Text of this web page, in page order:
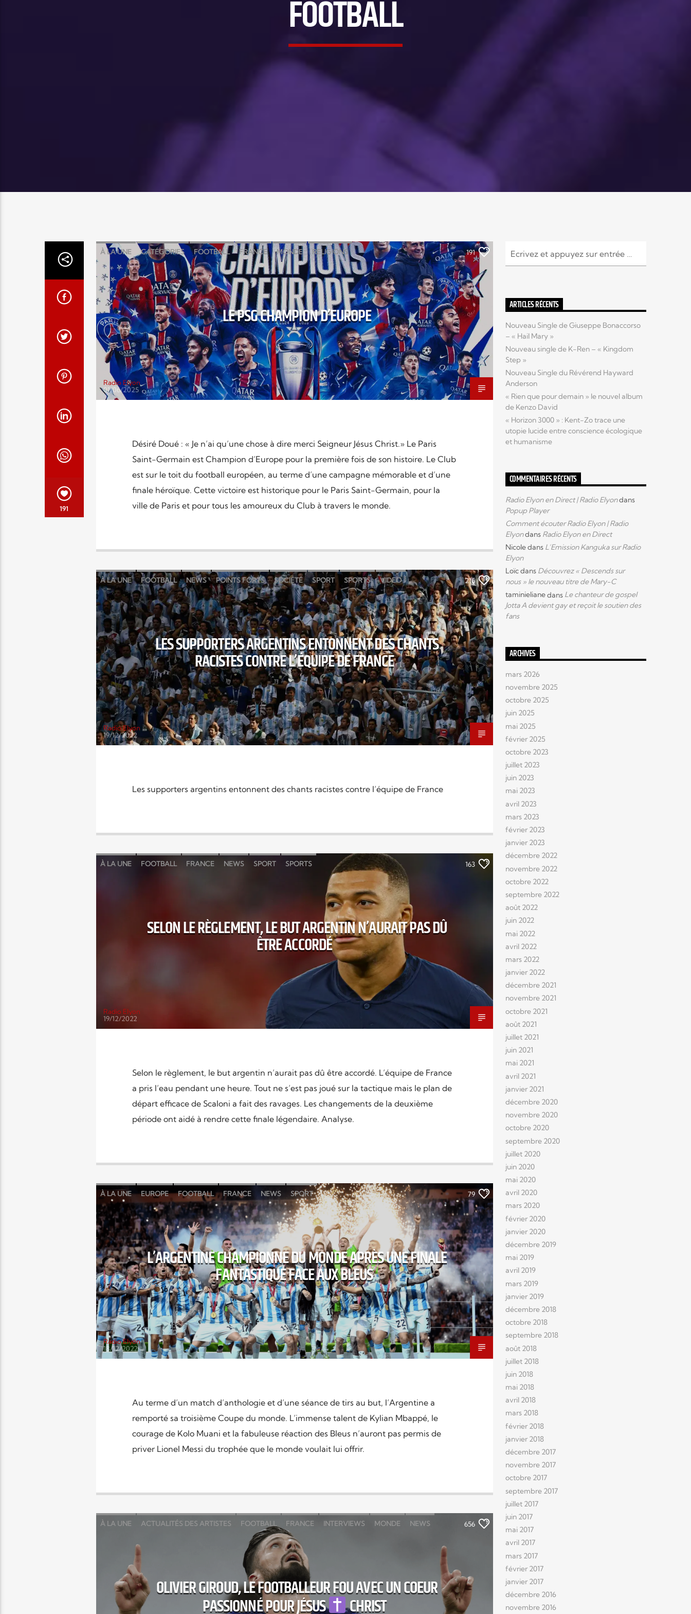
FOOTBALL
191
À LA UNE CATÉGORIES FOOTBALL FRANCE MONDE RELIGIONS 191
LE PSG CHAMPION D’EUROPE
Radio Elyon
01/06/2025
Désiré Doué : « Je n’ai qu’une chose à dire merci Seigneur Jésus Christ.» Le Paris
Saint-Germain est Champion d’Europe pour la première fois de son histoire. Le Club
est sur le toit du football européen, au terme d’une campagne mémorable et d’une
finale héroïque. Cette victoire est historique pour le Paris Saint-Germain, pour la
ville de Paris et pour tous les amoureux du Club à travers le monde.
À LA UNE FOOTBALL NEWS POINTS FORTS SOCIÉTÉ SPORT SPORTS VIDEO 216
LES SUPPORTERS ARGENTINS ENTONNENT DES CHANTS
RACISTES CONTRE L’ÉQUIPE DE FRANCE
Radio Elyon
19/12/2022
Les supporters argentins entonnent des chants racistes contre l’équipe de France
À LA UNE FOOTBALL FRANCE NEWS SPORT SPORTS 163
SELON LE RÈGLEMENT, LE BUT ARGENTIN N’AURAIT PAS DÛ
ÊTRE ACCORDÉ
Radio Elyon
19/12/2022
Selon le règlement, le but argentin n’aurait pas dû être accordé. L’équipe de France
a pris l’eau pendant une heure. Tout ne s’est pas joué sur la tactique mais le plan de
départ efficace de Scaloni a fait des ravages. Les changements de la deuxième
période ont aidé à rendre cette finale légendaire. Analyse.
À LA UNE EUROPE FOOTBALL FRANCE NEWS SPORT 79
L’ARGENTINE CHAMPIONNE DU MONDE APRÈS UNE FINALE
FANTASTIQUE FACE AUX BLEUS
Radio Elyon
18/12/2022
Au terme d’un match d’anthologie et d’une séance de tirs au but, l’Argentine a
remporté sa troisième Coupe du monde. L’immense talent de Kylian Mbappé, le
courage de Kolo Muani et la fabuleuse réaction des Bleus n’auront pas permis de
priver Lionel Messi du trophée que le monde voulait lui offrir.
À LA UNE ACTUALITÉS DES ARTISTES FOOTBALL FRANCE INTERVIEWS MONDE NEWS
POINTS FORTS SPORT
656
OLIVIER GIROUD, LE FOOTBALLEUR FOU AVEC UN COEUR
PASSIONNÉ POUR JÉSUS CHRIST
ARTICLES RÉCENTS
Nouveau Single de Giuseppe Bonaccorso
– « Hail Mary »
Nouveau single de K-Ren – « Kingdom
Step »
Nouveau Single du Révérend Hayward
Anderson
« Rien que pour demain » le nouvel album
de Kenzo David
« Horizon 3000 » : Kent-Zo trace une
utopie lucide entre conscience écologique
et humanisme
COMMENTAIRES RÉCENTS
Radio Elyon en Direct | Radio Elyondans
Popup Player
Comment écouter Radio Elyon | Radio
Elyondans Radio Elyon en Direct
Nicoledans L’Emission Kanguka sur Radio
Elyon
Loïcdans Découvrez « Descends sur
nous » le nouveau titre de Mary-C
taminielianedans Le chanteur de gospel
Jotta A devient gay et reçoit le soutien des
fans
ARCHIVES
mars 2026
novembre 2025
octobre 2025
juin 2025
mai 2025
février 2025
octobre 2023
juillet 2023
juin 2023
mai 2023
avril 2023
mars 2023
février 2023
janvier 2023
décembre 2022
novembre 2022
octobre 2022
septembre 2022
août 2022
juin 2022
mai 2022
avril 2022
mars 2022
janvier 2022
décembre 2021
novembre 2021
octobre 2021
août 2021
juillet 2021
juin 2021
mai 2021
avril 2021
janvier 2021
décembre 2020
novembre 2020
octobre 2020
septembre 2020
juillet 2020
juin 2020
mai 2020
avril 2020
mars 2020
février 2020
janvier 2020
décembre 2019
mai 2019
avril 2019
mars 2019
janvier 2019
décembre 2018
octobre 2018
septembre 2018
août 2018
juillet 2018
juin 2018
mai 2018
avril 2018
mars 2018
février 2018
janvier 2018
décembre 2017
novembre 2017
octobre 2017
septembre 2017
juillet 2017
juin 2017
mai 2017
avril 2017
mars 2017
février 2017
janvier 2017
décembre 2016
novembre 2016